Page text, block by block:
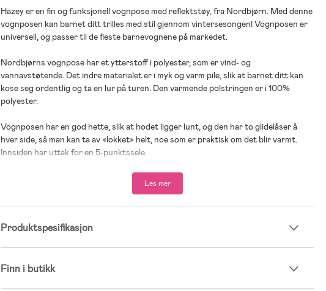
Hazey er en fin og funksjonell vognpose med reflektstøy, fra Nordbjørn. Med denne
vognposen kan barnet ditt trilles med stil gjennom vintersesongen! Vognposen er
universell, og passer til de fleste barnevognene på markedet.
Nordbjørns vognpose har et ytterstoff i polyester, som er vind- og
vannavstøtende. Det indre materialet er i myk og varm pile, slik at barnet ditt kan
kose seg ordentlig og ta en lur på turen. Den varmende polstringen er i 100%
polyester.
Vognposen har en god hette, slik at hodet ligger lunt, og den har to glidelåser å
hver side, så man kan ta av «lokket» helt, noe som er praktisk om det blir varmt.
Innsiden har uttak for en 5-punktssele.
Les mer
Produktspesifikasjon
Finn i butikk